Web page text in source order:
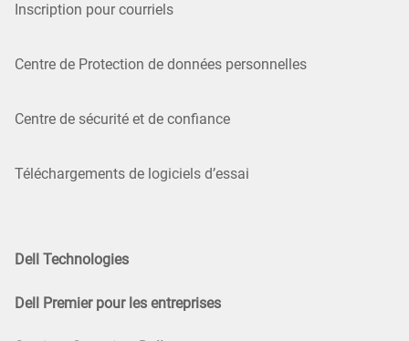
Inscription pour courriels
Centre de Protection de données personnelles
Centre de sécurité et de confiance
Téléchargements de logiciels d’essai
Dell Technologies
Dell Premier pour les entreprises